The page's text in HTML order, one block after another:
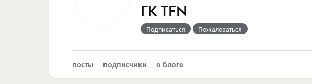
ГК TFN
Подписаться Пожаловаться
посты подписчики о блоге